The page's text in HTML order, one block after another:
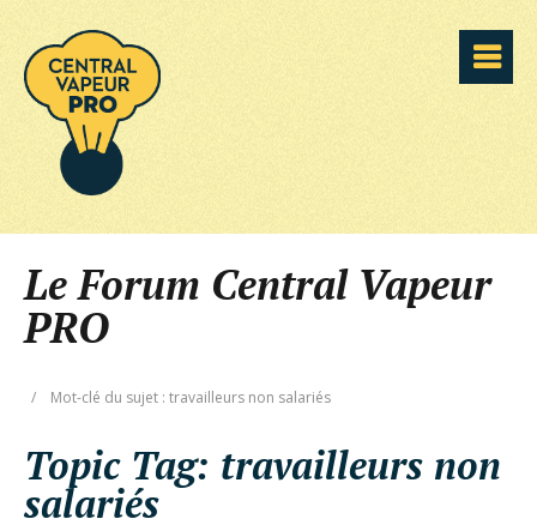
Le Forum Central Vapeur
PRO
/ Mot-clé du sujet : travailleurs non salariés
Topic Tag: travailleurs non
salariés